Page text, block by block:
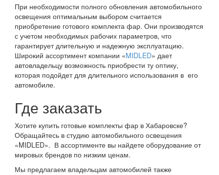
При необходимости полного обновления автомобильного
освещения оптимальным выбором считается
приобретение готового комплекта фар. Они производятся
с учетом необходимых рабочих параметров, что
гарантирует длительную и надежную эксплуатацию.
Широкий ассортимент компании «MIDLED» дает
автовладельцу возможность приобрести ту оптику,
которая подойдет для длительного использования в его
автомобиле.
Где заказать
Хотите купить готовые комплекты фар в Хабаровске?
Обращайтесь в студию автомобильного освещения
«MIDLED». В ассортименте вы найдете оборудование от
мировых брендов по низким ценам.
Мы предлагаем владельцам автомобилей также